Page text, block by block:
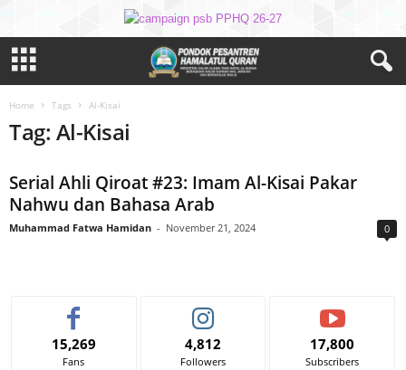
Home Tags Al-Kisai
Tag: Al-Kisai
Serial Ahli Qiroat #23: Imam Al-Kisai Pakar
Nahwu dan Bahasa Arab
Muhammad Fatwa Hamidan - November 21, 2024 0
15,269
Fans
4,812
Followers
17,800
Subscribers